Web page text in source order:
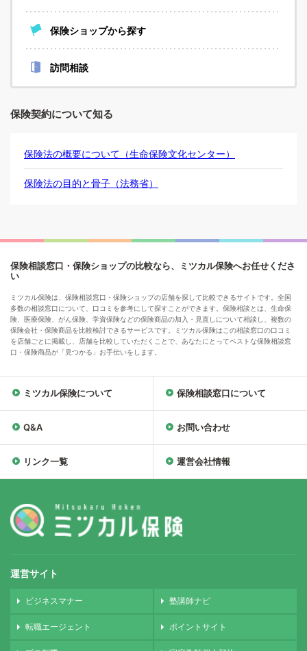
保険ショップから探す
訪問相談
保険契約について知る
保険法の概要について（生命保険文化センター）
保険法の目的と骨子（法務省）
保険相談窓口・保険ショップの比較なら、ミツカル保険へお任せくださ
い
ミツカル保険は、保険相談窓口・保険ショップの店舗を探して比較できるサイトです。全国
多数の相談窓口について、口コミを参考にして探すことができます。保険相談とは、生命保
険、医療保険、がん保険、学資保険などの保険商品の加入・見直しについて相談し、複数の
保険会社・保険商品を比較検討できるサービスです。ミツカル保険はこの相談窓口の口コミ
を店舗ごとに掲載し、店舗を比較していただくことで、あなたにとってベストな保険相談窓
口・保険商品が「見つかる」お手伝いをします。
ミツカル保険について 保険相談窓口について
Q&A お問い合わせ
リンク一覧 運営会社情報
運営サイト
ビジネスマナー 塾講師ナビ
転職エージェント ポイントサイト